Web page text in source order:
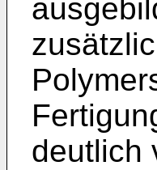
deutlich